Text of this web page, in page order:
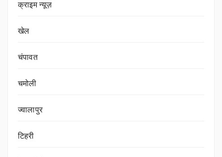
क्राइम न्यूज़
खेल
चंपावत
चमोली
ज्वालापुर
टिहरी